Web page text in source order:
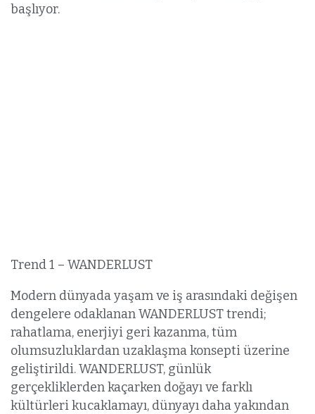
başlıyor.
Trend 1 – WANDERLUST
Modern dünyada yaşam ve iş arasındaki değişen
dengelere odaklanan WANDERLUST trendi;
rahatlama, enerjiyi geri kazanma, tüm
olumsuzluklardan uzaklaşma konsepti üzerine
geliştirildi. WANDERLUST, günlük
gerçekliklerden kaçarken doğayı ve farklı
kültürleri kucaklamayı, dünyayı daha yakından